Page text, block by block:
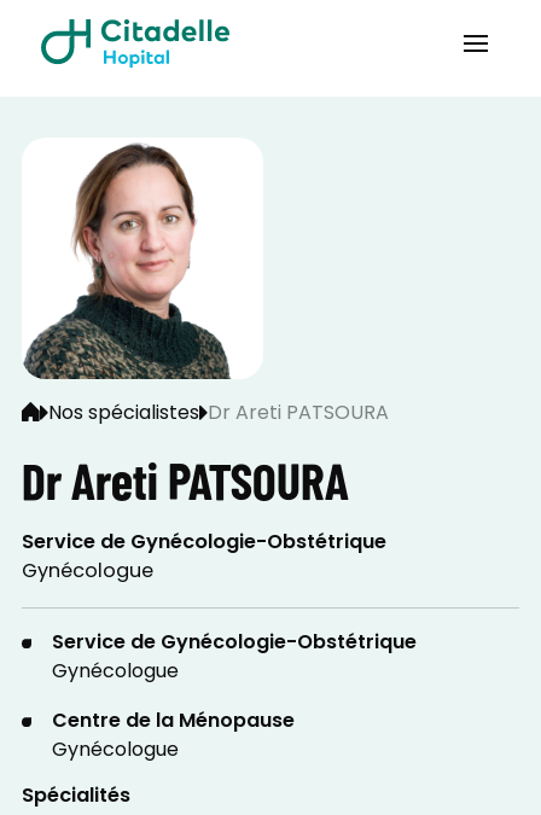
Nos spécialistes Dr Areti PATSOURA
Dr Areti PATSOURA
Service de Gynécologie-Obstétrique
Gynécologue
Service de Gynécologie-Obstétrique
Gynécologue
Centre de la Ménopause
Gynécologue
Spécialités